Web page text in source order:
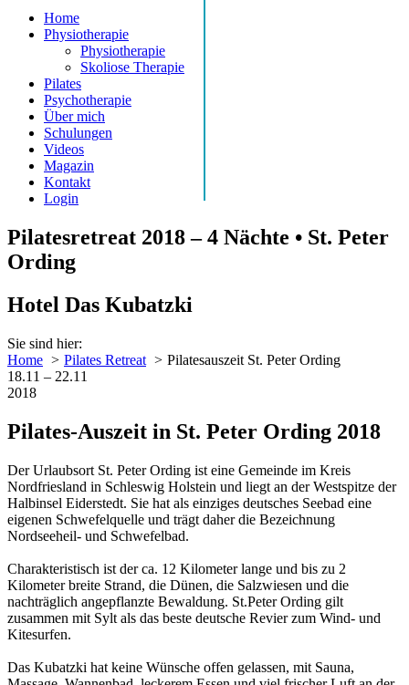
Home
Physiotherapie
Physiotherapie
Skoliose Therapie
Pilates
Psychotherapie
Über mich
Schulungen
Videos
Magazin
Kontakt
Login
Pilatesretreat 2018 – 4 Nächte • St. Peter
Ording
Hotel Das Kubatzki
Sie sind hier:
Home
Pilates Retreat
Pilatesauszeit St. Peter Ording
18.11 – 22.11
2018
Pilates-Auszeit in St. Peter Ording 2018
Der Urlaubsort St. Peter Ording ist eine Gemeinde im Kreis
Nordfriesland in Schleswig Holstein und liegt an der Westspitze der
Halbinsel Eiderstedt. Sie hat als einziges deutsches Seebad eine
eigenen Schwefelquelle und trägt daher die Bezeichnung
Nordseeheil- und Schwefelbad.
Charakteristisch ist der ca. 12 Kilometer lange und bis zu 2
Kilometer breite Strand, die Dünen, die Salzwiesen und die
nachträglich angepflanzte Bewaldung. St.Peter Ording gilt
zusammen mit Sylt als das beste deutsche Revier zum Wind- und
Kitesurfen.
Das Kubatzki hat keine Wünsche offen gelassen, mit Sauna,